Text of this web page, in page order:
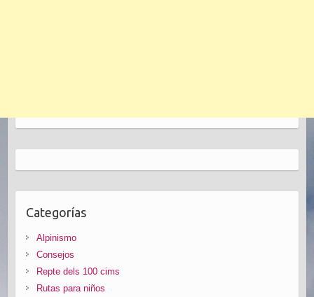
Categorías
Alpinismo
Consejos
Repte dels 100 cims
Rutas para niños